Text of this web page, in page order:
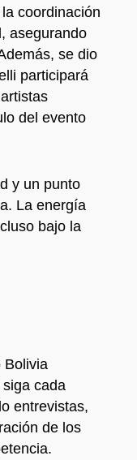
coordinación
asegurando
se dio
participará
del evento
y un punto
La energía
bajo la
Bolivia
cada
entrevistas,
de los